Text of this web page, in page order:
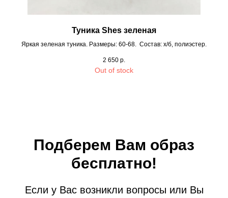
Туника Shes зеленая
Яркая зеленая туника. Размеры: 60-68. Состав: х/б, полиэстер.
2 650 р.
Out of stock
Подберем Вам образ
бесплатно!
Если у Вас возникли вопросы или Вы